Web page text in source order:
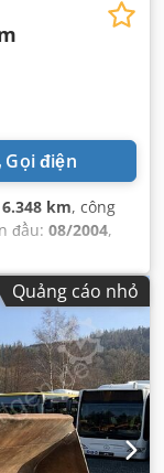
Gọi điện
6.348 km, công
đầu: 08/2004,
Quảng cáo nhỏ